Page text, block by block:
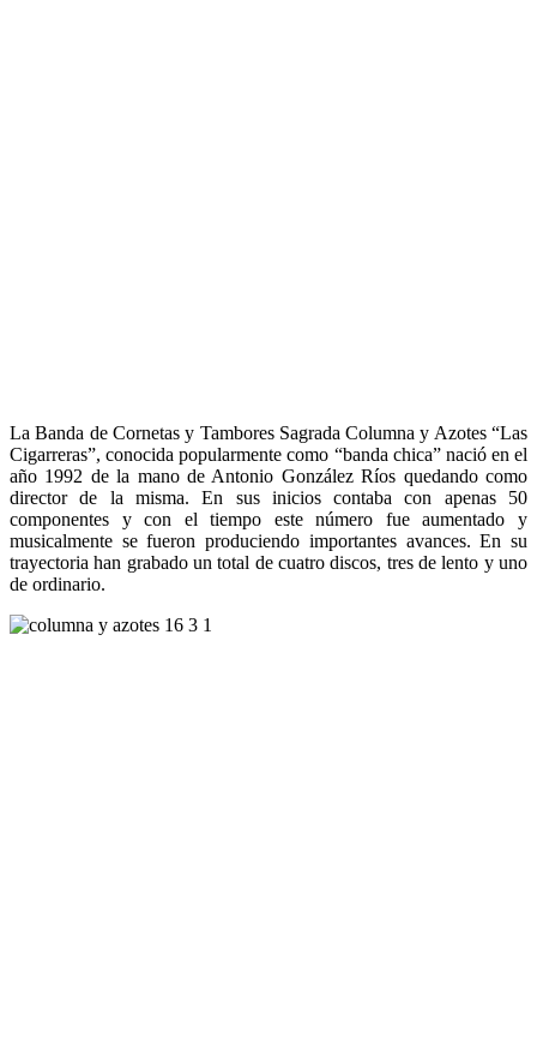
La Banda de Cornetas y Tambores Sagrada Columna y Azotes “Las
Cigarreras”, conocida popularmente como “banda chica” nació en el
año 1992 de la mano de Antonio González Ríos quedando como
director de la misma. En sus inicios contaba con apenas 50
componentes y con el tiempo este número fue aumentado y
musicalmente se fueron produciendo importantes avances. En su
trayectoria han grabado un total de cuatro discos, tres de lento y uno
de ordinario.